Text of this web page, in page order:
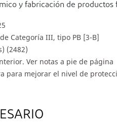
y fabricación de productos
Categoría III, tipo PB [3-B]
(2482)
Ver notas a pie de página
para mejorar el nivel de